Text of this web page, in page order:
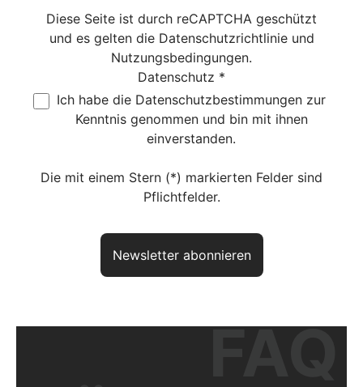
Diese Seite ist durch reCAPTCHA geschützt
und es gelten die Datenschutzrichtlinieund
Nutzungsbedingungen.
Datenschutz *
Ich habe die Datenschutzbestimmungen zur
Kenntnis genommen und bin mit ihnen
einverstanden.
Die mit einem Stern (*) markierten Felder sind
Pflichtfelder.
Newsletter abonnieren
FAQ